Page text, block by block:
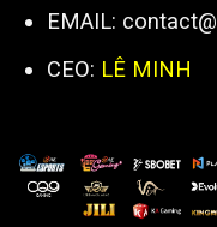
EMAIL:
CEO: LÊ MINH